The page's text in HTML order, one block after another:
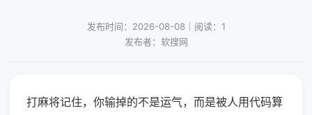
发布时间：2026-08-08｜阅读：1
发布者：软搜网
打麻将记住，你输掉的不是运气，而是被人用代码算